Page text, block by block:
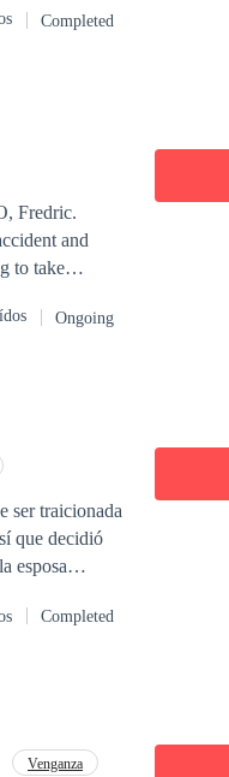
Completed
Fredric.
and
to take
Ongoing
ser traicionada
que decidió
esposa
se enteró de
Completed
Venganza